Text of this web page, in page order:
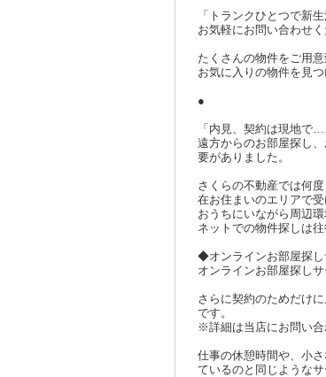
「トランクひとつで新
お気軽にお問い合わせく
たくさんの物件をご用
お気に入りの物件を見
●
「内見、契約は現地で
遠方からのお部屋探し
要がありました。
さくらの不動産では何
在お住まいのエリアで
おうちにいながら周辺
ネットでの物件探しは
◆オンラインお部屋探し
オンラインお部屋探し
さらに契約のためだけ
です。
※詳細は当店にお問い合
仕事の休憩時間や、小
ているのと同じような